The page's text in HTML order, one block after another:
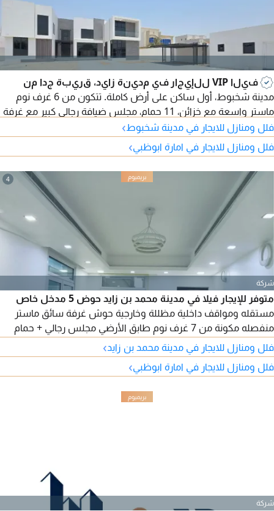
فيلا VIP للإيجار في مدينة زايد، قريبة جدا من
مدينة شخبوط، أول ساكن على أرض كاملة. تتكون من 6 غرف نوم
ماستر واسعة مع خزائن، 11 حمام، مجلس ضيافة رجالي كبير مع غرفة
واسعة، ديكورات وواجهة مميزة، تكييف مركزي، مطبخ رئيسي داخلي،
مطبخ رئيسي خارجي، مطبخ تحضيري، ملحق خدمات خارجي، غرفة
خادمة، غرفة غسيل، 2 مخزن، حوش واسع جدا، مظلات للسيارات
فلل ومنازل للايجار في مدينة شخبوط›
فلل ومنازل للايجار في امارة ابوظبي›
4
شركة
متوفر للإيجار فيلا في مدينة محمد بن زايد حوض 5 مدخل خاص
مستقله ومواقف داخلية مظللة وخارجية حوش غرفة سائق ماستر
منفصله مكونة من 7 غرف نوم طابق الأرضي مجلس رجالي + حمام
ومغاسل ومجلس نسائي وصالة طعام وغرفة ماستر وغرفة غسيل
و2 ستور طابق الأول مطبخ تحضيري غرفتين ماستر بكبتات و4 غرف
بكبتات + 2 حمام وبلكونه وغرفة خادمة
فلل ومنازل للايجار في مدينة محمد بن زايد›
فلل ومنازل للايجار في امارة ابوظبي›
شركة